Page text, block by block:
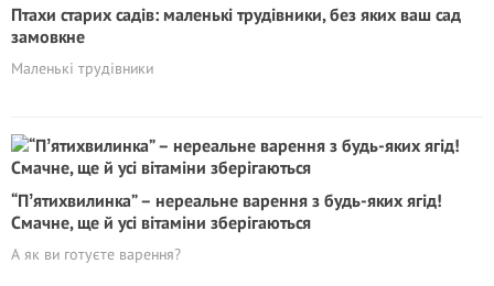
Птахи старих садів: маленькі трудівники, без яких ваш сад
замовкне
Маленькі трудівники
“Пʼятихвилинка” – нереальне варення з будь-яких ягід!
Смачне, ще й усі вітаміни зберігаються
А як ви готуєте варення?